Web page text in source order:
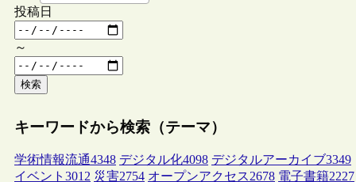
投稿日
～
検索
キーワードから検索（テーマ）
学術情報流通4348 デジタル化4098 デジタルアーカイブ3349
イベント 3012 災害2754 オープンアクセス2678 電子書籍2227